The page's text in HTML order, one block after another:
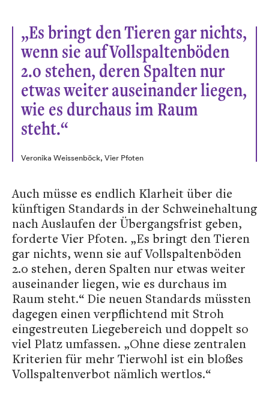
„Es bringt den Tieren gar nichts,
wenn sie auf Vollspaltenböden
2.0 stehen, deren Spalten nur
etwas weiter auseinander liegen,
wie es durchaus im Raum
steht.“
Veronika Weissenböck, Vier Pfoten
Auch müsse es endlich Klarheit über die
künftigen Standards in der Schweinehaltung
nach Auslaufen der Übergangsfrist geben,
forderte Vier Pfoten. „Es bringt den Tieren
gar nichts, wenn sie auf Vollspaltenböden
2.0 stehen, deren Spalten nur etwas weiter
auseinander liegen, wie es durchaus im
Raum steht.“ Die neuen Standards müssten
dagegen einen verpflichtend mit Stroh
eingestreuten Liegebereich und doppelt so
viel Platz umfassen. „Ohne diese zentralen
Kriterien für mehr Tierwohl ist ein bloßes
Vollspaltenverbot nämlich wertlos.“